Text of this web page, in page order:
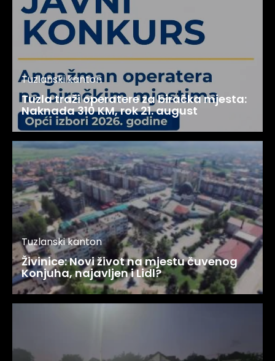
Tuzlanski kanton
Tuzla traži operatere za biračka mjesta:
Naknada 310 KM, rok 21. august
Tuzlanski kanton
Živinice: Novi život na mjestu čuvenog
Konjuha, najavljen i Lidl?